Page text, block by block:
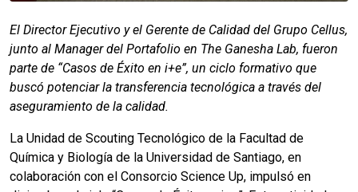
El Director Ejecutivo y el Gerente de Calidad del Grupo Cellus,
junto al Manager del Portafolio en The Ganesha Lab, fueron
parte de “Casos de Éxito en i+e”, un ciclo formativo que
buscó potenciar la transferencia tecnológica a través del
aseguramiento de la calidad.
La Unidad de Scouting Tecnológico de la Facultad de
Química y Biología de la Universidad de Santiago, en
colaboración con el Consorcio Science Up, impulsó en